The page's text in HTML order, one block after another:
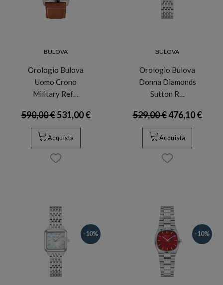
BULOVA
Orologio Bulova
Uomo Crono
Military Ref…
590,00 €531,00 €
Acquista
BULOVA
Orologio Bulova
Donna Diamonds
Sutton R…
529,00 €476,10 €
Acquista
-10% -10%